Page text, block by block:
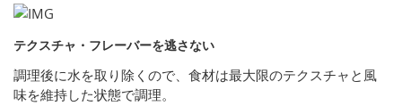
テクスチャ・フレーバーを逃さない
調理後に水を取り除くので、食材は最大限のテクスチャと風
味を維持した状態で調理。